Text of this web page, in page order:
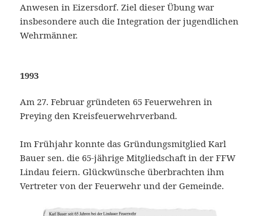
Anwesen in Eizersdorf. Ziel dieser Übung war
insbesondere auch die Integration der jugendlichen
Wehrmänner.
1993
Am 27. Februar gründeten 65 Feuerwehren in
Preying den Kreisfeuerwehrverband.
Im Frühjahr konnte das Gründungsmitglied Karl
Bauer sen. die 65-jährige Mitgliedschaft in der FFW
Lindau feiern. Glückwünsche überbrachten ihm
Vertreter von der Feuerwehr und der Gemeinde.